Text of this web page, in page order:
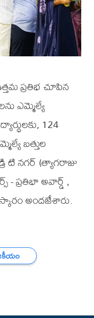
ప్రతిభ చూపిన
ఎమ్మెల్యే
124
బత్తుల
నగర్ (త్యాగరాజు
- ప్రతిభా అవార్డ్ ,
అందజేశారు.